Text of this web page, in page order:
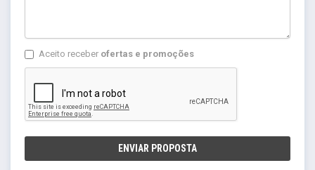
Aceito receber ofertas e promoções
ENVIAR PROPOSTA